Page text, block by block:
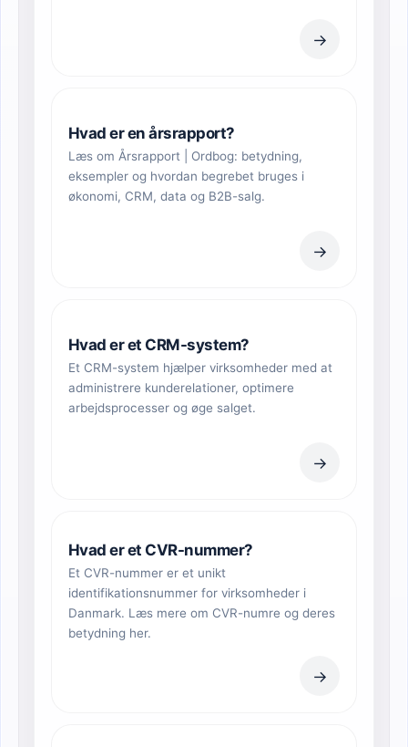
→
Hvad er en årsrapport?
Læs om Årsrapport | Ordbog: betydning,
eksempler og hvordan begrebet bruges i
økonomi, CRM, data og B2B-salg.
→
Hvad er et CRM-system?
Et CRM-system hjælper virksomheder med at
administrere kunderelationer, optimere
arbejdsprocesser og øge salget.
→
Hvad er et CVR-nummer?
Et CVR-nummer er et unikt
identifikationsnummer for virksomheder i
Danmark. Læs mere om CVR-numre og deres
betydning her.
→